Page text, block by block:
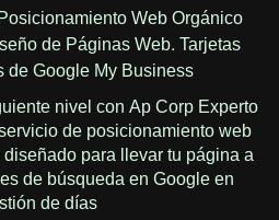
Web Orgánico
de Páginas Web. Tarjetas
de Google My Business
nivel con Ap Corp Experto
de posicionamiento web
para llevar tu página a
de búsqueda en Google en
de días